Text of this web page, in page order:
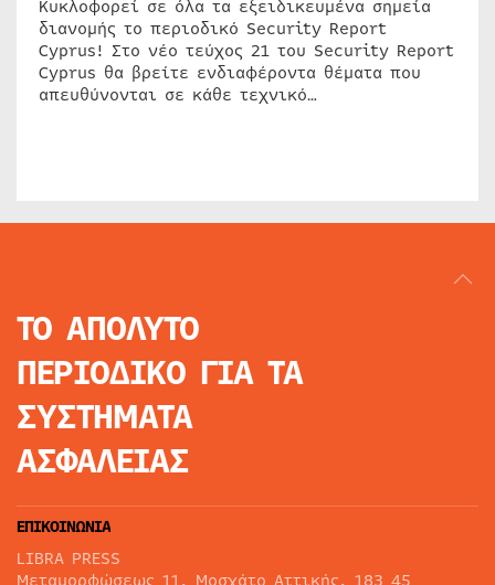
Κυκλοφορεί σε όλα τα εξειδικευμένα σημεία
διανομής το περιοδικό Security Report
Cyprus! Στο νέο τεύχος 21 του Security Report
Cyprus θα βρείτε ενδιαφέροντα θέματα που
απευθύνονται σε κάθε τεχνικό…
ΤΟ ΑΠΟΛΥΤΟ
ΠΕΡΙΟΔΙΚΟ ΓΙΑ ΤΑ
ΣΥΣΤΗΜΑΤΑ
ΑΣΦΑΛΕΙΑΣ
ΕΠΙΚΟΙΝΩΝΙΑ
LIBRA PRESS